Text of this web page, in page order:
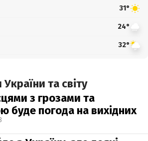
31°
24°
32°
та світу
з грозами та
буде погода на вихідних